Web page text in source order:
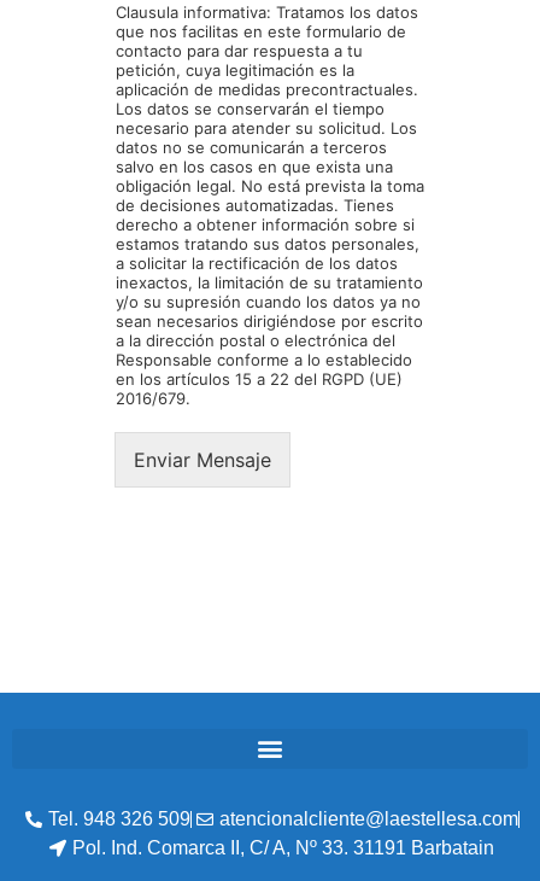
Clausula informativa: Tratamos los datos
que nos facilitas en este formulario de
contacto para dar respuesta a tu
petición, cuya legitimación es la
aplicación de medidas precontractuales.
Los datos se conservarán el tiempo
necesario para atender su solicitud. Los
datos no se comunicarán a terceros
salvo en los casos en que exista una
obligación legal. No está prevista la toma
de decisiones automatizadas. Tienes
derecho a obtener información sobre si
estamos tratando sus datos personales,
a solicitar la rectificación de los datos
inexactos, la limitación de su tratamiento
y/o su supresión cuando los datos ya no
sean necesarios dirigiéndose por escrito
a la dirección postal o electrónica del
Responsable conforme a lo establecido
en los artículos 15 a 22 del RGPD (UE)
2016/679.
Enviar Mensaje
Tel. 948 326 509
atencionalcliente@laestellesa.com
Pol. Ind. Comarca II, C/ A, Nº 33. 31191 Barbatain